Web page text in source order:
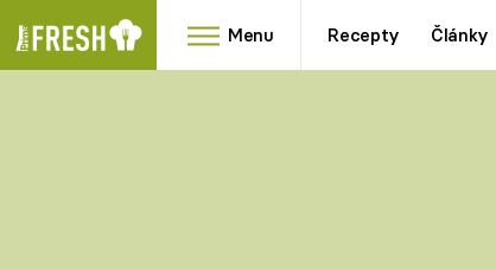
Menu Recepty Články